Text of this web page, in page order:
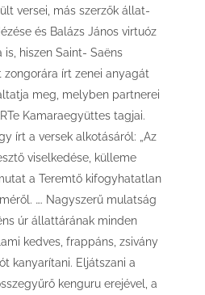
versei, más szerzők állat-
és Balázs János virtuóz
is, hiszen Saint- Saëns
írt zenei anyagát
meg, melyben partnerei
Kamaraegyüttes tagjai.
írt a versek alkotásáról: „Az
viselkedése, külleme
a Teremtő kifogyhatatlan
…. Nagyszerű mulatság
úr állattárának minden
kedves, frappáns, zsivány
kanyarítani. Eljátszani a
kenguru erejével, a